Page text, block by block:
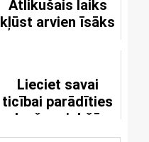
Atlikušais laiks
kļūst arvien īsāks
Lieciet savai
ticībai parādīties
ļaužu priekšā